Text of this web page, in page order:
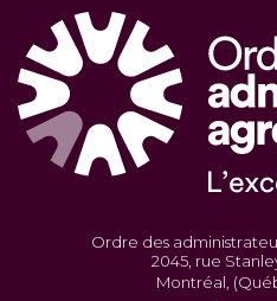
Ordre des
2045, rue
Montréal,